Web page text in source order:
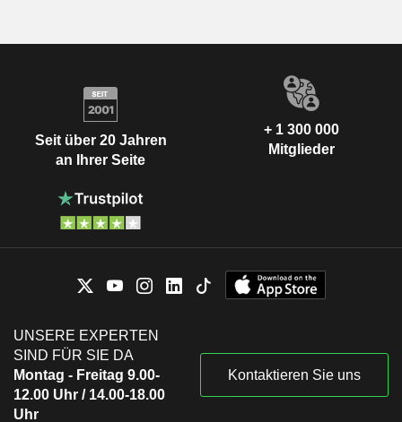
Seit über 20 Jahren
an Ihrer Seite
+ 1 300 000
Mitglieder
UNSERE EXPERTEN
SIND FÜR SIE DA
Montag - Freitag 9.00-
12.00 Uhr / 14.00-18.00
Uhr
Kontaktieren Sie uns